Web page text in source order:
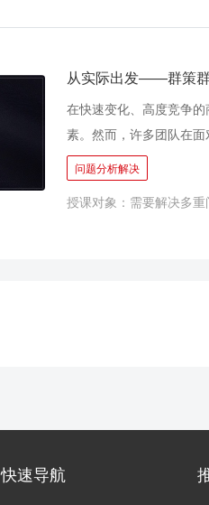
难题，解放职场人士的
能够帮助组织和个人迅
拆解,让我们想得更清楚,
效率,将复杂多变的信息
从实际出发——群策
在快速变化、高度竞争
素。然而，许多团队在
是否缺乏问题意识，对
验，墨守成规，缺乏创
机制和必要方法，往往
问题分析解决
授课对象：需要解决多
快速导航